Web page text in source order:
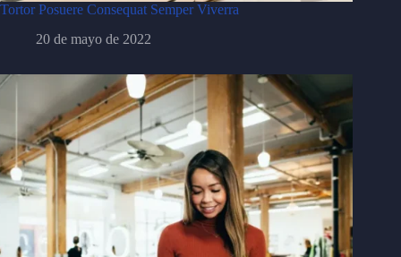
Tortor Posuere Consequat Semper Viverra
20 de mayo de 2022